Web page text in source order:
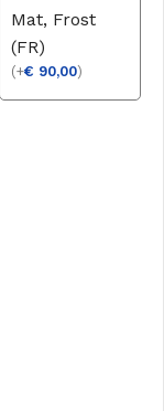
Mat, Frost
(FR)
(+€ 90,00)